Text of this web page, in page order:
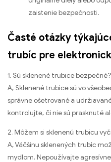
zaistenie bezpečnosti.
Časté otázky
trubíc pre
1. Sú sklenené trubice bezpečné?
A, Sklenené trubice sú vo
správne ošetrované a
kontrolujte, či nie sú prasknuté
2. Môžem si sklenenú trubicu
A, Väčšinu sklenených trubíc
mydlom. Nepoužívajte